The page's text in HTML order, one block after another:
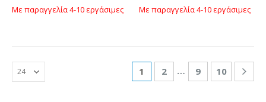
Με παραγγελία 4-10 εργάσιμες Με παραγγελία 4-10 εργάσιμες
1 2 … 9 10